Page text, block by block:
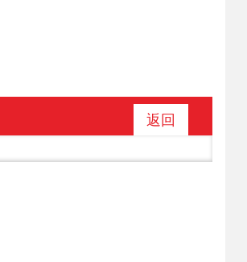
返回